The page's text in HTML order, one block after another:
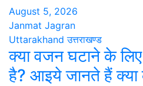
August 5, 2026
Janmat Jagran
Uttarakhand उत्तराखण्ड
क्या वजन घटाने के लिए
है? आइये जानते हैं क्या